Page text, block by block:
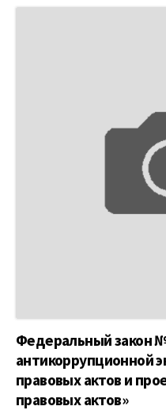
Федеральный закон
антикоррупционной
правовых актов и
правовых актов»